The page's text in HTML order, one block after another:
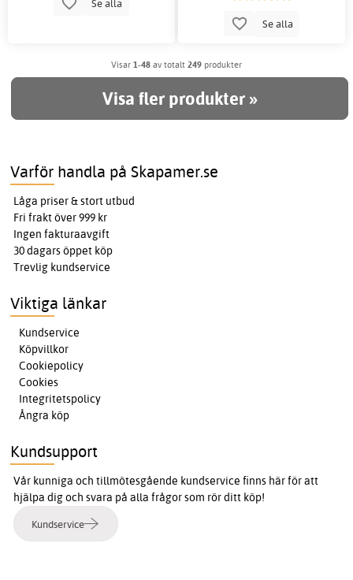
Se alla
Se alla
Visar 1-48 av totalt 249 produkter
Visa fler produkter »
Varför handla på Skapamer.se
Låga priser & stort utbud
Fri frakt över 999 kr
Ingen fakturaavgift
30 dagars öppet köp
Trevlig kundservice
Viktiga länkar
Kundservice
Köpvillkor
Cookiepolicy
Cookies
Integritetspolicy
Ångra köp
Kundsupport
Vår kunniga och tillmötesgående kundservice finns här för att
hjälpa dig och svara på alla frågor som rör ditt köp!
Kundservice